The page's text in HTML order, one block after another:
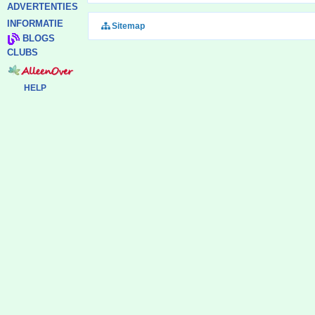
ADVERTENTIES
INFORMATIE
BLOGS
CLUBS
HELP
Sitemap